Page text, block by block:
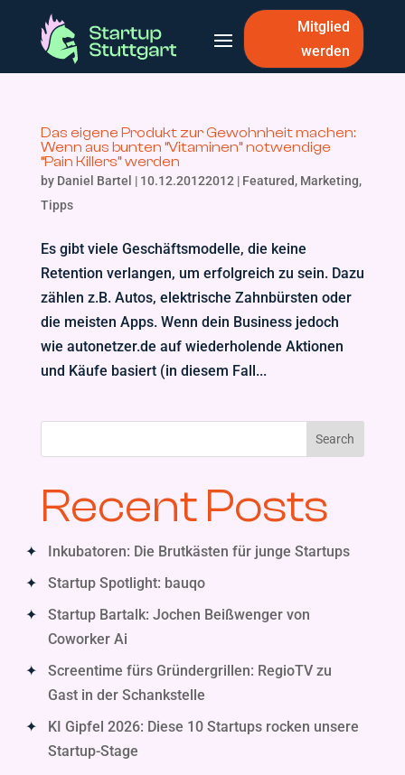
Mitglied
werden
Das eigene Produkt zur Gewohnheit machen:
Wenn aus bunten “Vitaminen” notwendige
“Pain Killers” werden
by Daniel Bartel | 10.12.20122012 | Featured, Marketing,
Tipps
Es gibt viele Geschäftsmodelle, die keine
Retention verlangen, um erfolgreich zu sein. Dazu
zählen z.B. Autos, elektrische Zahnbürsten oder
die meisten Apps. Wenn dein Business jedoch
wie autonetzer.de auf wiederholende Aktionen
und Käufe basiert (in diesem Fall...
Search
Recent Posts
Inkubatoren: Die Brutkästen für junge Startups
Startup Spotlight: bauqo
Startup Bartalk: Jochen Beißwenger von
Coworker Ai
Screentime fürs Gründergrillen: RegioTV zu
Gast in der Schankstelle
KI Gipfel 2026: Diese 10 Startups rocken unsere
Startup-Stage